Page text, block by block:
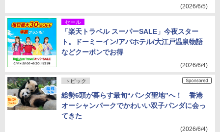
(2026/6/5)
セール
「楽天トラベル スーパーSALE」今夜スター
ト。ドーミーイン/アパホテル/大江戸温泉物語
などクーポンでお得
(2026/6/4)
トピック
総勢6頭が暮らす最旬“パンダ聖地”へ！ 香港
オーシャンパークでかわいい双子パンダに会っ
てきた
(2026/6/4)